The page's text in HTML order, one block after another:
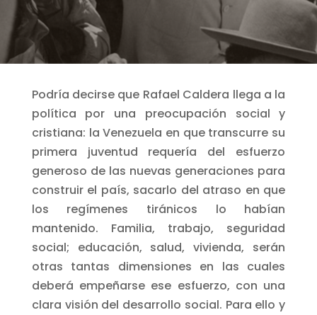
Podría decirse que Rafael Caldera llega a la
política por una preocupación social y
cristiana: la Venezuela en que transcurre su
primera juventud requería del esfuerzo
generoso de las nuevas generaciones para
construir el país, sacarlo del atraso en que
los regímenes tiránicos lo habían
mantenido. Familia, trabajo, seguridad
social; educación, salud, vivienda, serán
otras tantas dimensiones en las cuales
deberá empeñarse ese esfuerzo, con una
clara visión del desarrollo social. Para ello y